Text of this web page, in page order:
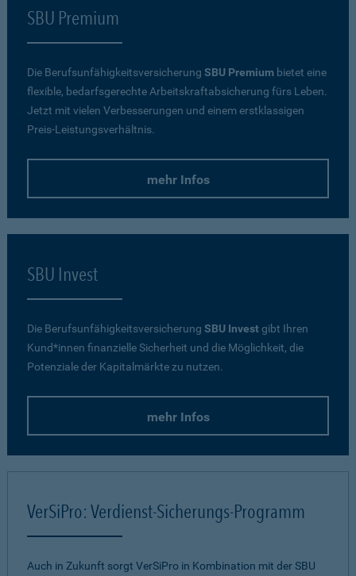
SBU Premium
Die Berufsunfähigkeitsversicherung SBU Premium bietet eine
flexible, bedarfsgerechte Arbeitskraftabsicherung fürs Leben.
Jetzt mit vielen Verbesserungen und einem erstklassigen
Preis-Leistungsverhältnis.
mehr Infos
SBU Invest
Die Berufsunfähigkeitsversicherung SBU Investgibt Ihren
Kund*innen finanzielle Sicherheit und die Möglichkeit, die
Potenziale der Kapitalmärkte zu nutzen.
mehr Infos
VerSiPro: Verdienst-Sicherungs-Programm
Auch in Zukunft sorgt VerSiPro in Kombination mit der SBU